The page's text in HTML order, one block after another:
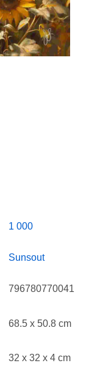
1 000
Sunsout
796780770041
68.5 x 50.8 cm
32 x 32 x 4 cm